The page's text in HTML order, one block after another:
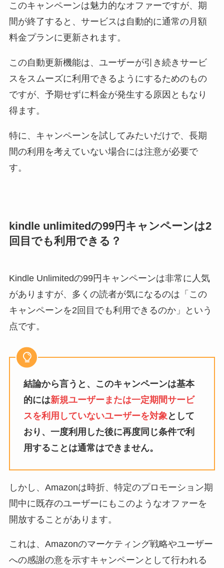
このキャンペーンは魅力的なオファーですが、期
間が終了すると、サービスは自動的に通常の月額
料金プランに更新されます。
この自動更新機能は、ユーザーが引き続きサービ
スをスムーズに利用できるようにするためのもの
ですが、予期せずに料金が発生する原因ともなり
得ます。
特に、キャンペーンを試してみたいだけで、長期
間の利用を考えていない場合には注意が必要で
す。
kindle unlimitedの99円キャンペーンは2
回目でも利用できる？
Kindle Unlimitedの99円キャンペーンは非常に人気
がありますが、多くの読者が気になるのは「この
キャンペーンを2回目でも利用できるのか」という
点です。
結論から言うと、このキャンペーンは基本
的には新規ユーザーまたは一定期間サービ
スを利用していないユーザーを対象 として
おり、一度利用した後に再度同じ条件で利
用することは通常はできません。
しかし、Amazonは時折、特定のプロモーション期
間中に既存のユーザーにもこのようなオファーを
開放することがあります。
これは、Amazonのマーケティング戦略やユーザー
への感謝の意を示すキャンペーンとして行われる